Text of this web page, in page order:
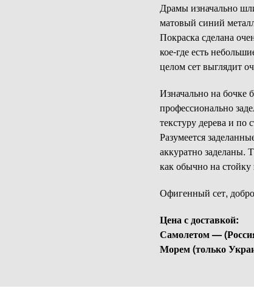
Драмы изначально
матовый синий
Покраска сделана
кое-где есть
целом сет выглядит
Изначально на бочке
профессионально
текстуру дерева и по
Разумеется
аккуратно заделаны.
как обычно на стойку
Офигенный сет,
Цена с доставкой:
Самолетом —
Морем (только